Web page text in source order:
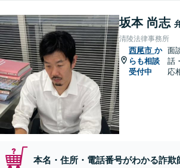
坂本 尚志
清陵法律事務所
西尾市 か
らも相談
受付中
面
話
応
本名・住所・電話番号がわかる詐欺